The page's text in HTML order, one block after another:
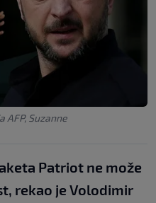
AFP, Suzanne
Patriot ne može
rekao je Volodimir